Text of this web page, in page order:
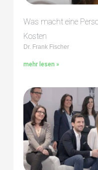
Was macht eine
Kosten
Dr. Frank Fischer
mehr lesen »